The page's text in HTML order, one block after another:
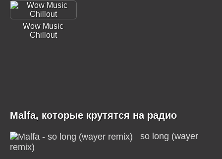
Wow Music
Chillout
Malfa, которые крутятся на радио
so long (wayer
remix)